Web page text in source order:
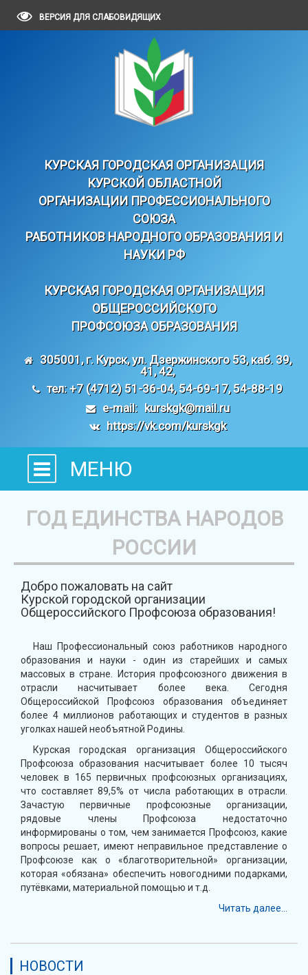
ВЕРСИЯ ДЛЯ СЛАБОВИДЯЩИХ
КУРСКАЯ ГОРОДСКАЯ ОРГАНИЗАЦИЯ
КУРСКОЙ ОБЛАСТНОЙ
ОРГАНИЗАЦИИ ПРОФЕССИОНАЛЬНОГО
СОЮЗА
РАБОТНИКОВ НАРОДНОГО ОБРАЗОВАНИЯ И
НАУКИ РФ
КУРСКАЯ ГОРОДСКАЯ ОРГАНИЗАЦИЯ
ОБЩЕРОССИЙСКОГО
ПРОФСОЮЗА ОБРАЗОВАНИЯ
305001, г. Курск, ул. Дзержинского 53, каб. 39,
41, 42,
тел: +7 (4712) 51-36-04, 54-69-17, 54-88-19
e-mail: kurskgk@mail.ru
https://vk.com/kurskgk
МЕНЮ
ГОД ЕДИНСТВА НАРОДОВ
РОССИИ
Добро пожаловать на сайт
Курской городской организации
Общероссийского Профсоюза образования!
Наш Профессиональный союз работников народного
образования и науки - один из старейших и самых
массовых в стране. История профсоюзного движения в
отрасли насчитывает более века. Сегодня
Общероссийской Профсоюз образования объединяет
более 4 миллионов работающих и студентов в разных
уголках нашей необъятной Родины.
Курская городская организация Общероссийского
Профсоюза образования насчитывает более 10 тысяч
человек в 165 первичных профсоюзных организациях,
что составляет 89,5% от числа работающих в отрасли.
Зачастую первичные профсоюзные организации,
рядовые члены Профсоюза недостаточно
информированы о том, чем занимается Профсоюз, какие
вопросы решает, имеют неправильное представление о
Профсоюзе как о «благотворительной» организации,
которая «обязана» обеспечить новогодними подарками,
путёвками, материальной помощью и т.д.
Читать далее...
НОВОСТИ